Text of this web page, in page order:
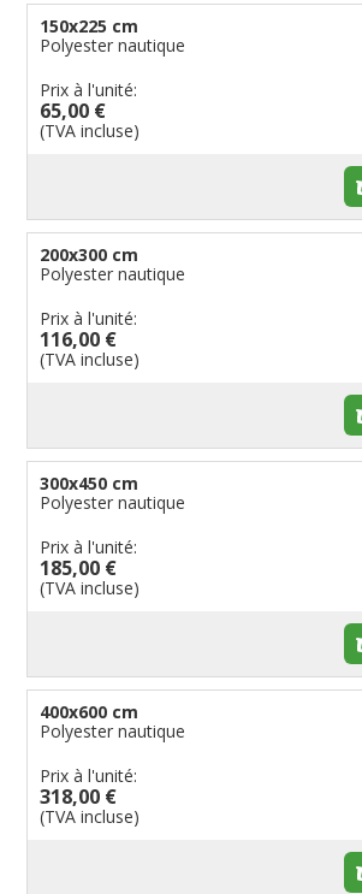
150x225 cm
Polyester nautique
Prix à l'unité:
65,00 €
(TVA incluse)
200x300 cm
Polyester nautique
Prix à l'unité:
116,00 €
(TVA incluse)
300x450 cm
Polyester nautique
Prix à l'unité:
185,00 €
(TVA incluse)
400x600 cm
Polyester nautique
Prix à l'unité:
318,00 €
(TVA incluse)